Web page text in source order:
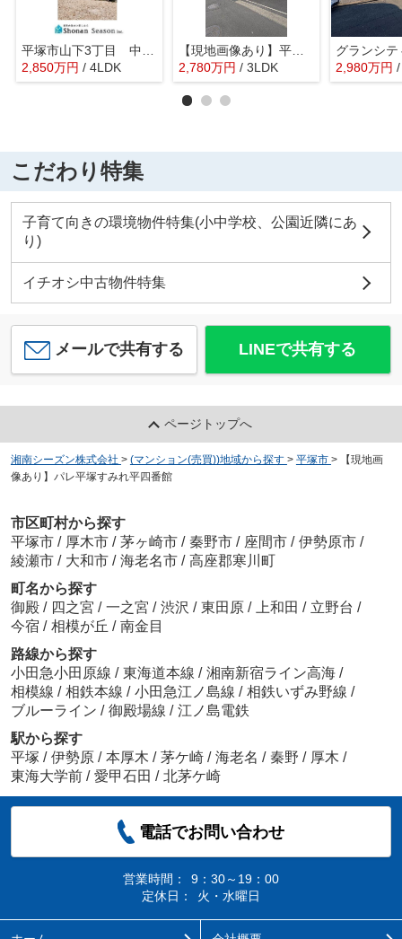
2,850万円 / 4LDK
【現地画像あり】平塚市田村5丁目 中古戸建 26.61坪
2,780万円 / 3LDK 2,980万円
こだわり特集
子育て向きの環境物件特集(小中学校、公園近隣にあ
り)
イチオシ中古物件特集
メールで共有する LINEで共有する
ページトップへ
湘南シーズン株式会社 > (マンション(売買))地域から探す > 平塚市 >
【現地画
像あり】パレ平塚すみれ平四番館
市区町村から探す
平塚市 / 厚木市 / 茅ヶ崎市 / 秦野市 / 座間市 / 伊勢原市 /
綾瀬市 / 大和市 / 海老名市 / 高座郡寒川町
町名から探す
御殿 / 四之宮 / 一之宮 / 渋沢 / 東田原 / 上和田 / 立野台 /
今宿 / 相模が丘 / 南金目
路線から探す
小田急小田原線 / 東海道本線 / 湘南新宿ライン高海 /
相模線 / 相鉄本線 / 小田急江ノ島線 / 相鉄いずみ野線 /
ブルーライン / 御殿場線 / 江ノ島電鉄
駅から探す
平塚 / 伊勢原 / 本厚木 / 茅ケ崎 / 海老名 / 秦野 / 厚木 /
東海大学前 / 愛甲石田 / 北茅ケ崎
電話でお問い合わせ
営業時間：
9：30～19：00
定休日：
火・水曜日